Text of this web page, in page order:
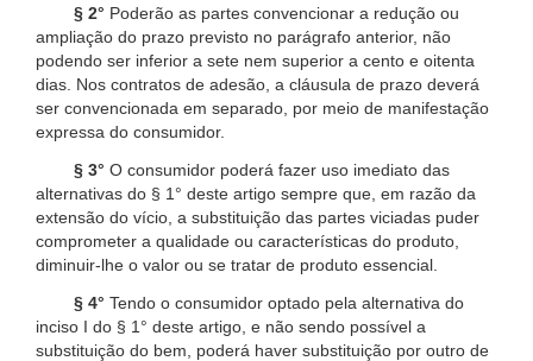
§ 2° Poderão as partes convencionar a redução ou
ampliação do prazo previsto no parágrafo anterior, não
podendo ser inferior a sete nem superior a cento e oitenta
dias. Nos contratos de adesão, a cláusula de prazo deverá
ser convencionada em separado, por meio de manifestação
expressa do consumidor.
§ 3° O consumidor poderá fazer uso imediato das
alternativas do § 1° deste artigo sempre que, em razão da
extensão do vício, a substituição das partes viciadas puder
comprometer a qualidade ou características do produto,
diminuir-lhe o valor ou se tratar de produto essencial.
§ 4° Tendo o consumidor optado pela alternativa do
inciso I do § 1° deste artigo, e não sendo possível a
substituição do bem, poderá haver substituição por outro de